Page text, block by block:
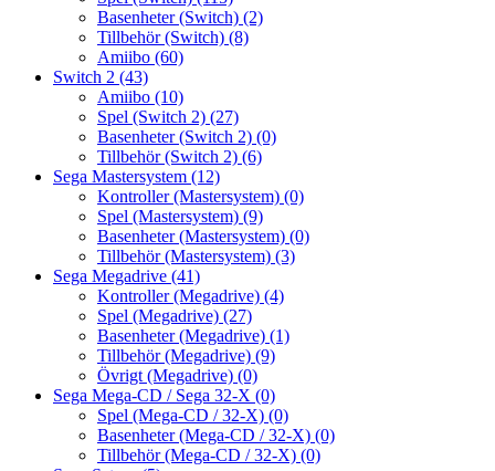
Basenheter (Switch) (2)
Tillbehör (Switch) (8)
Amiibo (60)
Switch 2 (43)
Amiibo (10)
Spel (Switch 2) (27)
Basenheter (Switch 2) (0)
Tillbehör (Switch 2) (6)
Sega Mastersystem (12)
Kontroller (Mastersystem) (0)
Spel (Mastersystem) (9)
Basenheter (Mastersystem) (0)
Tillbehör (Mastersystem) (3)
Sega Megadrive (41)
Kontroller (Megadrive) (4)
Spel (Megadrive) (27)
Basenheter (Megadrive) (1)
Tillbehör (Megadrive) (9)
Övrigt (Megadrive) (0)
Sega Mega-CD / Sega 32-X (0)
Spel (Mega-CD / 32-X) (0)
Basenheter (Mega-CD / 32-X) (0)
Tillbehör (Mega-CD / 32-X) (0)